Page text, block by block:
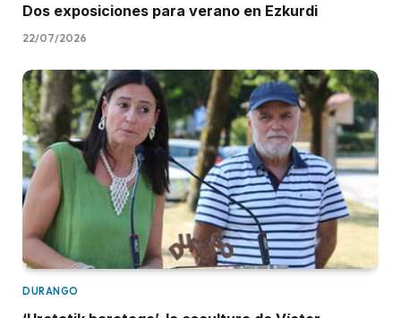
Dos exposiciones para verano en Ezkurdi
22/07/2026
DURANGO